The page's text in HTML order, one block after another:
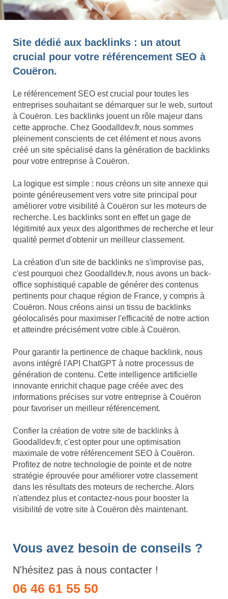
Site dédié aux backlinks : un atout
crucial pour votre référencement SEO à
Couëron.
Le référencement SEO est crucial pour toutes les
entreprises souhaitant se démarquer sur le web, surtout
à Couëron. Les backlinks jouent un rôle majeur dans
cette approche. Chez Goodalldev.fr, nous sommes
pleinement conscients de cet élément et nous avons
créé un site spécialisé dans la génération de backlinks
pour votre entreprise à Couëron.
La logique est simple : nous créons un site annexe qui
pointe généreusement vers votre site principal pour
améliorer votre visibilité à Couëron sur les moteurs de
recherche. Les backlinks sont en effet un gage de
légitimité aux yeux des algorithmes de recherche et leur
qualité permet d'obtenir un meilleur classement.
La création d'un site de backlinks ne s'improvise pas,
c'est pourquoi chez Goodalldev.fr, nous avons un back-
office sophistiqué capable de générer des contenus
pertinents pour chaque région de France, y compris à
Couëron. Nous créons ainsi un tissu de backlinks
géolocalisés pour maximiser l'efficacité de notre action
et atteindre précisément votre cible à Couëron.
Pour garantir la pertinence de chaque backlink, nous
avons intégré l'API ChatGPT à notre processus de
génération de contenu. Cette intelligence artificielle
innovante enrichit chaque page créée avec des
informations précises sur votre entreprise à Couëron
pour favoriser un meilleur référencement.
Confier la création de votre site de backlinks à
Goodalldev.fr, c'est opter pour une optimisation
maximale de votre référencement SEO à Couëron.
Profitez de notre technologie de pointe et de notre
stratégie éprouvée pour améliorer votre classement
dans les résultats des moteurs de recherche. Alors
n'attendez plus et contactez-nous pour booster la
visibilité de votre site à Couëron dès maintenant.
Vous avez besoin de conseils ?
N'hésitez pas à nous contacter !
06 46 61 55 50